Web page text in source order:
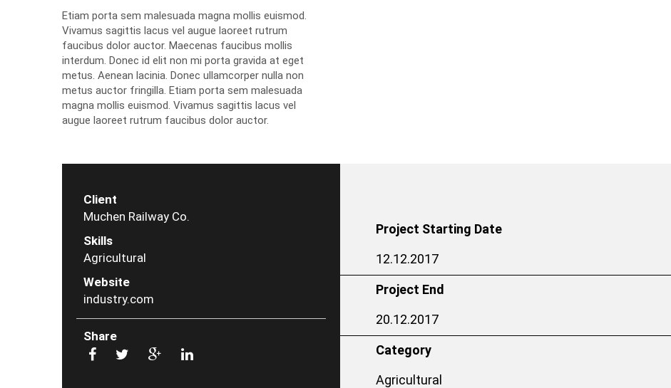
Etiam porta sem malesuada magna mollis euismod.
Vivamus sagittis lacus vel augue laoreet rutrum
faucibus dolor auctor. Maecenas faucibus mollis
interdum. Donec id elit non mi porta gravida at eget
metus. Aenean lacinia. Donec ullamcorper nulla non
metus auctor fringilla. Etiam porta sem malesuada
magna mollis euismod. Vivamus sagittis lacus vel
augue laoreet rutrum faucibus dolor auctor.
Client
Muchen Railway Co.
Skills
Agricultural
Website
industry.com
Share
Project Starting Date
12.12.2017
Project End
20.12.2017
Category
Agricultural